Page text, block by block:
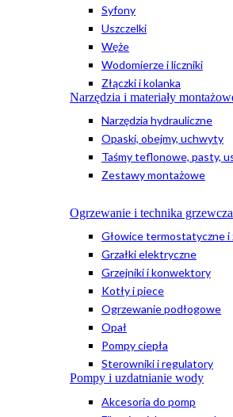
Syfony
Uszczelki
Węże
Wodomierze i liczniki
Złączki i kolanka
Narzędzia i materiały
Narzędzia hydrauliczne
Opaski, obejmy, uchwyty
Taśmy teflonowe, pasty,
Zestawy montażowe
Ogrzewanie i technika grzewcza
Głowice termostatyczne i
Grzałki elektryczne
Grzejniki i konwektory
Kotły i piece
Ogrzewanie podłogowe
Opał
Pompy ciepła
Sterowniki i regulatory
Pompy i uzdatnianie wody
Akcesoria do pomp